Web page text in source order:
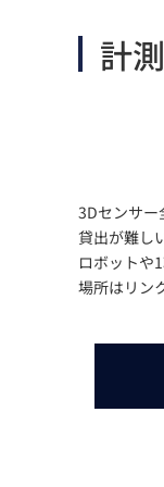
計
3Dセンサー
貸出が難し
ロボットや
場所はリン